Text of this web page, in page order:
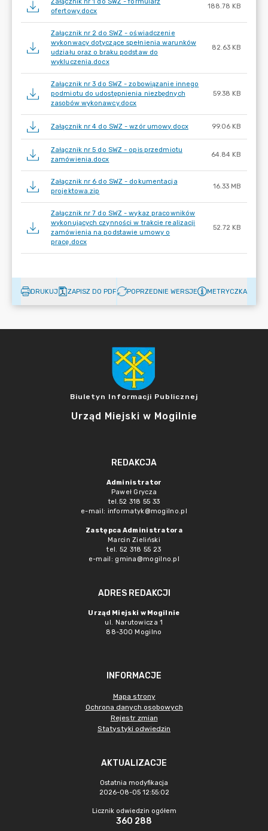
ofertowy.docx
188.78 KB
Załącznik nr 2 do SWZ - oświadczenie
wykonwacy dotyczące spełnienia warunków
udziału oraz o braku podstaw do
wykluczenia.docx
82.63 KB
Załącznik nr 3 do SWZ - zobowiązanie innego
podmiotu do udostępnienia niezbędnych
zasobów wykonawcy.docx
59.38 KB
Załącznik nr 4 do SWZ - wzór umowy.docx 99.06 KB
Załącznik nr 5 do SWZ - opis przedmiotu
zamówienia.docx
64.84 KB
Załącznik nr 6 do SWZ - dokumentacja
projektowa.zip
16.33 MB
Załącznik nr 7 do SWZ - wykaz pracowników
wykonujących czynności w trakcie realizacji
zamówienia na podstawie umowy o
pracę.docx
52.72 KB
DRUKUJ ZAPISZ DO PDF POPRZEDNIE WERSJE METRYCZKA
Biuletyn Informacji Publicznej
Urząd Miejski w Mogilnie
REDAKCJA
Administrator
Paweł Grycza
tel.52 318 55 33
e-mail: informatyk@mogilno.pl
Zastępca Administratora
Marcin Zieliński
tel. 52 318 55 23
e-mail: gmina@mogilno.pl
ADRES REDAKCJI
Urząd Miejski w Mogilnie
ul. Narutowicza 1
88-300 Mogilno
INFORMACJE
Mapa strony
Ochrona danych osobowych
Rejestr zmian
Statystyki odwiedzin
AKTUALIZACJE
Ostatnia modyfikacja
2026-08-05 12:55:02
Licznik odwiedzin ogółem
360 288